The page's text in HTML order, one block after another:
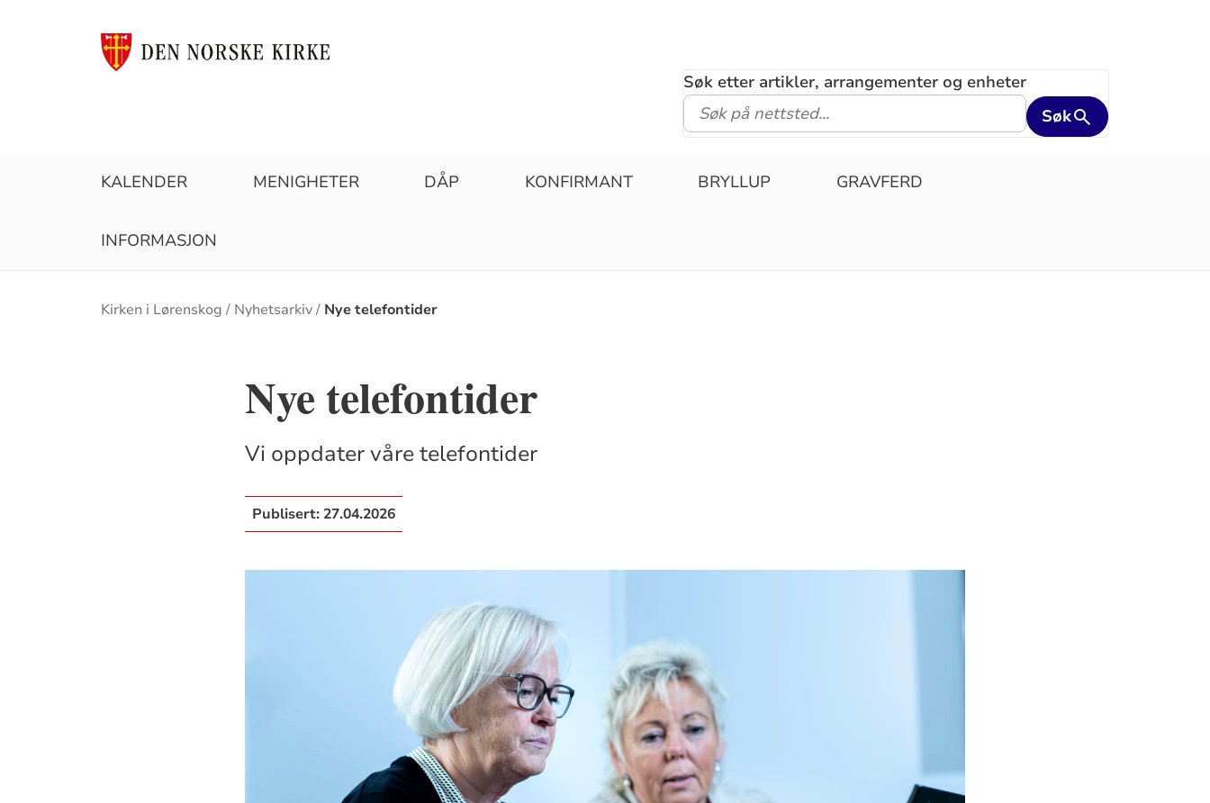
Søk etter artikler, arrangementer og enheter
Søk
KALENDER MENIGHETER DÅP KONFIRMANT BRYLLUP GRAVFERD
INFORMASJON
Brødsmulesti
Kirken i Lørenskog Nyhetsarkiv Nye telefontider
Nye telefontider
Vi oppdater våre telefontider
Publisert: 27.04.2026